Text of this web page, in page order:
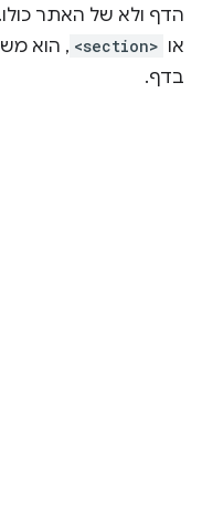
הדף ולא של האתר
או <section> , הוא
בדף.